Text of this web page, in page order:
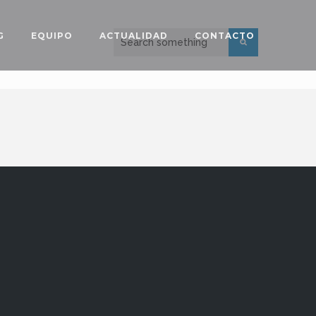
EQUIPO ACTUALIDAD CONTACTO